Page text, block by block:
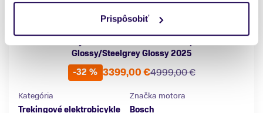
Prispôsobiť
Glossy/Steelgrey Glossy 2025
-32 %
4999,00 €
3399,00 €
Kategória
Trekingové elektrobicykle
Značka motora
Bosch